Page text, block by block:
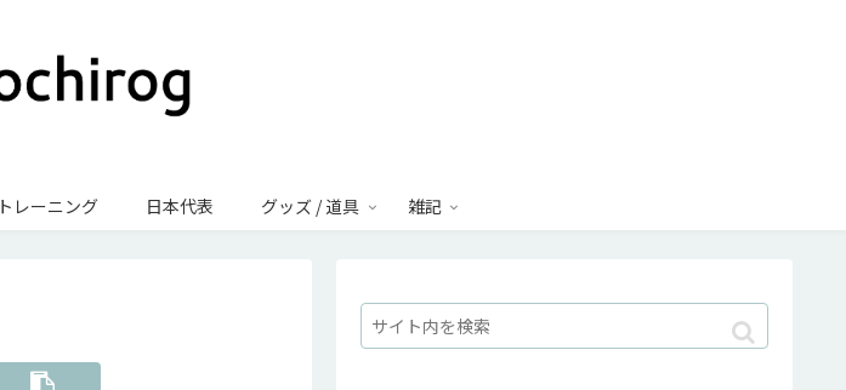
トレーニング 日本代表 グッズ / 道具 雑記